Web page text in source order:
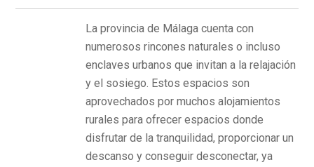
La provincia de Málaga cuenta con
numerosos rincones naturales o incluso
enclaves urbanos que invitan a la relajación
y el sosiego. Estos espacios son
aprovechados por muchos alojamientos
rurales para ofrecer espacios donde
disfrutar de la tranquilidad, proporcionar un
descanso y conseguir desconectar, ya